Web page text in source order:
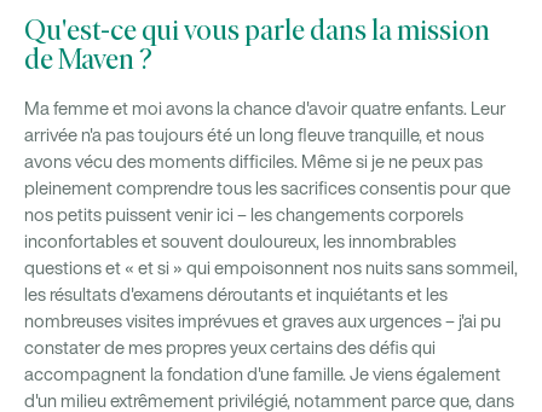
Qu'est-ce qui vous parle dans la mission
de Maven ?
Ma femme et moi avons la chance d'avoir quatre enfants. Leur
arrivée n'a pas toujours été un long fleuve tranquille, et nous
avons vécu des moments difficiles. Même si je ne peux pas
pleinement comprendre tous les sacrifices consentis pour que
nos petits puissent venir ici – les changements corporels
inconfortables et souvent douloureux, les innombrables
questions et « et si » qui empoisonnent nos nuits sans sommeil,
les résultats d'examens déroutants et inquiétants et les
nombreuses visites imprévues et graves aux urgences – j'ai pu
constater de mes propres yeux certains des défis qui
accompagnent la fondation d'une famille. Je viens également
d'un milieu extrêmement privilégié, notamment parce que, dans